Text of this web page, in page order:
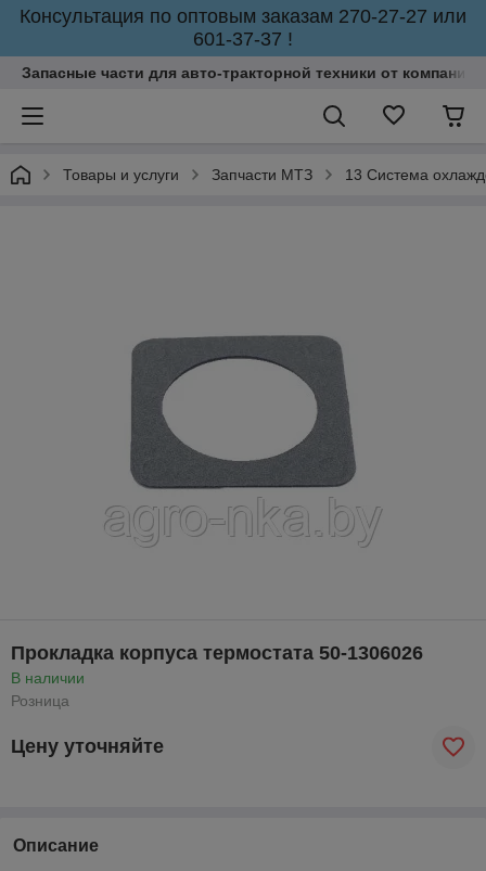
Консультация по оптовым заказам 270-27-27 или
601-37-37 !
Запасные части для авто-тракторной техники от
Товары и услуги Запчасти МТЗ 13 Система
Прокладка корпуса термостата 50-1306026
В наличии
Розница
Цену уточняйте
Описание